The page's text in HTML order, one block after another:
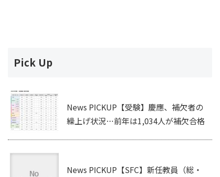
Pick Up
News PICKUP【受験】慶應、補欠者の
繰上げ状況…前年は1,034人が補欠合格
News PICKUP【SFC】新任教員（総・